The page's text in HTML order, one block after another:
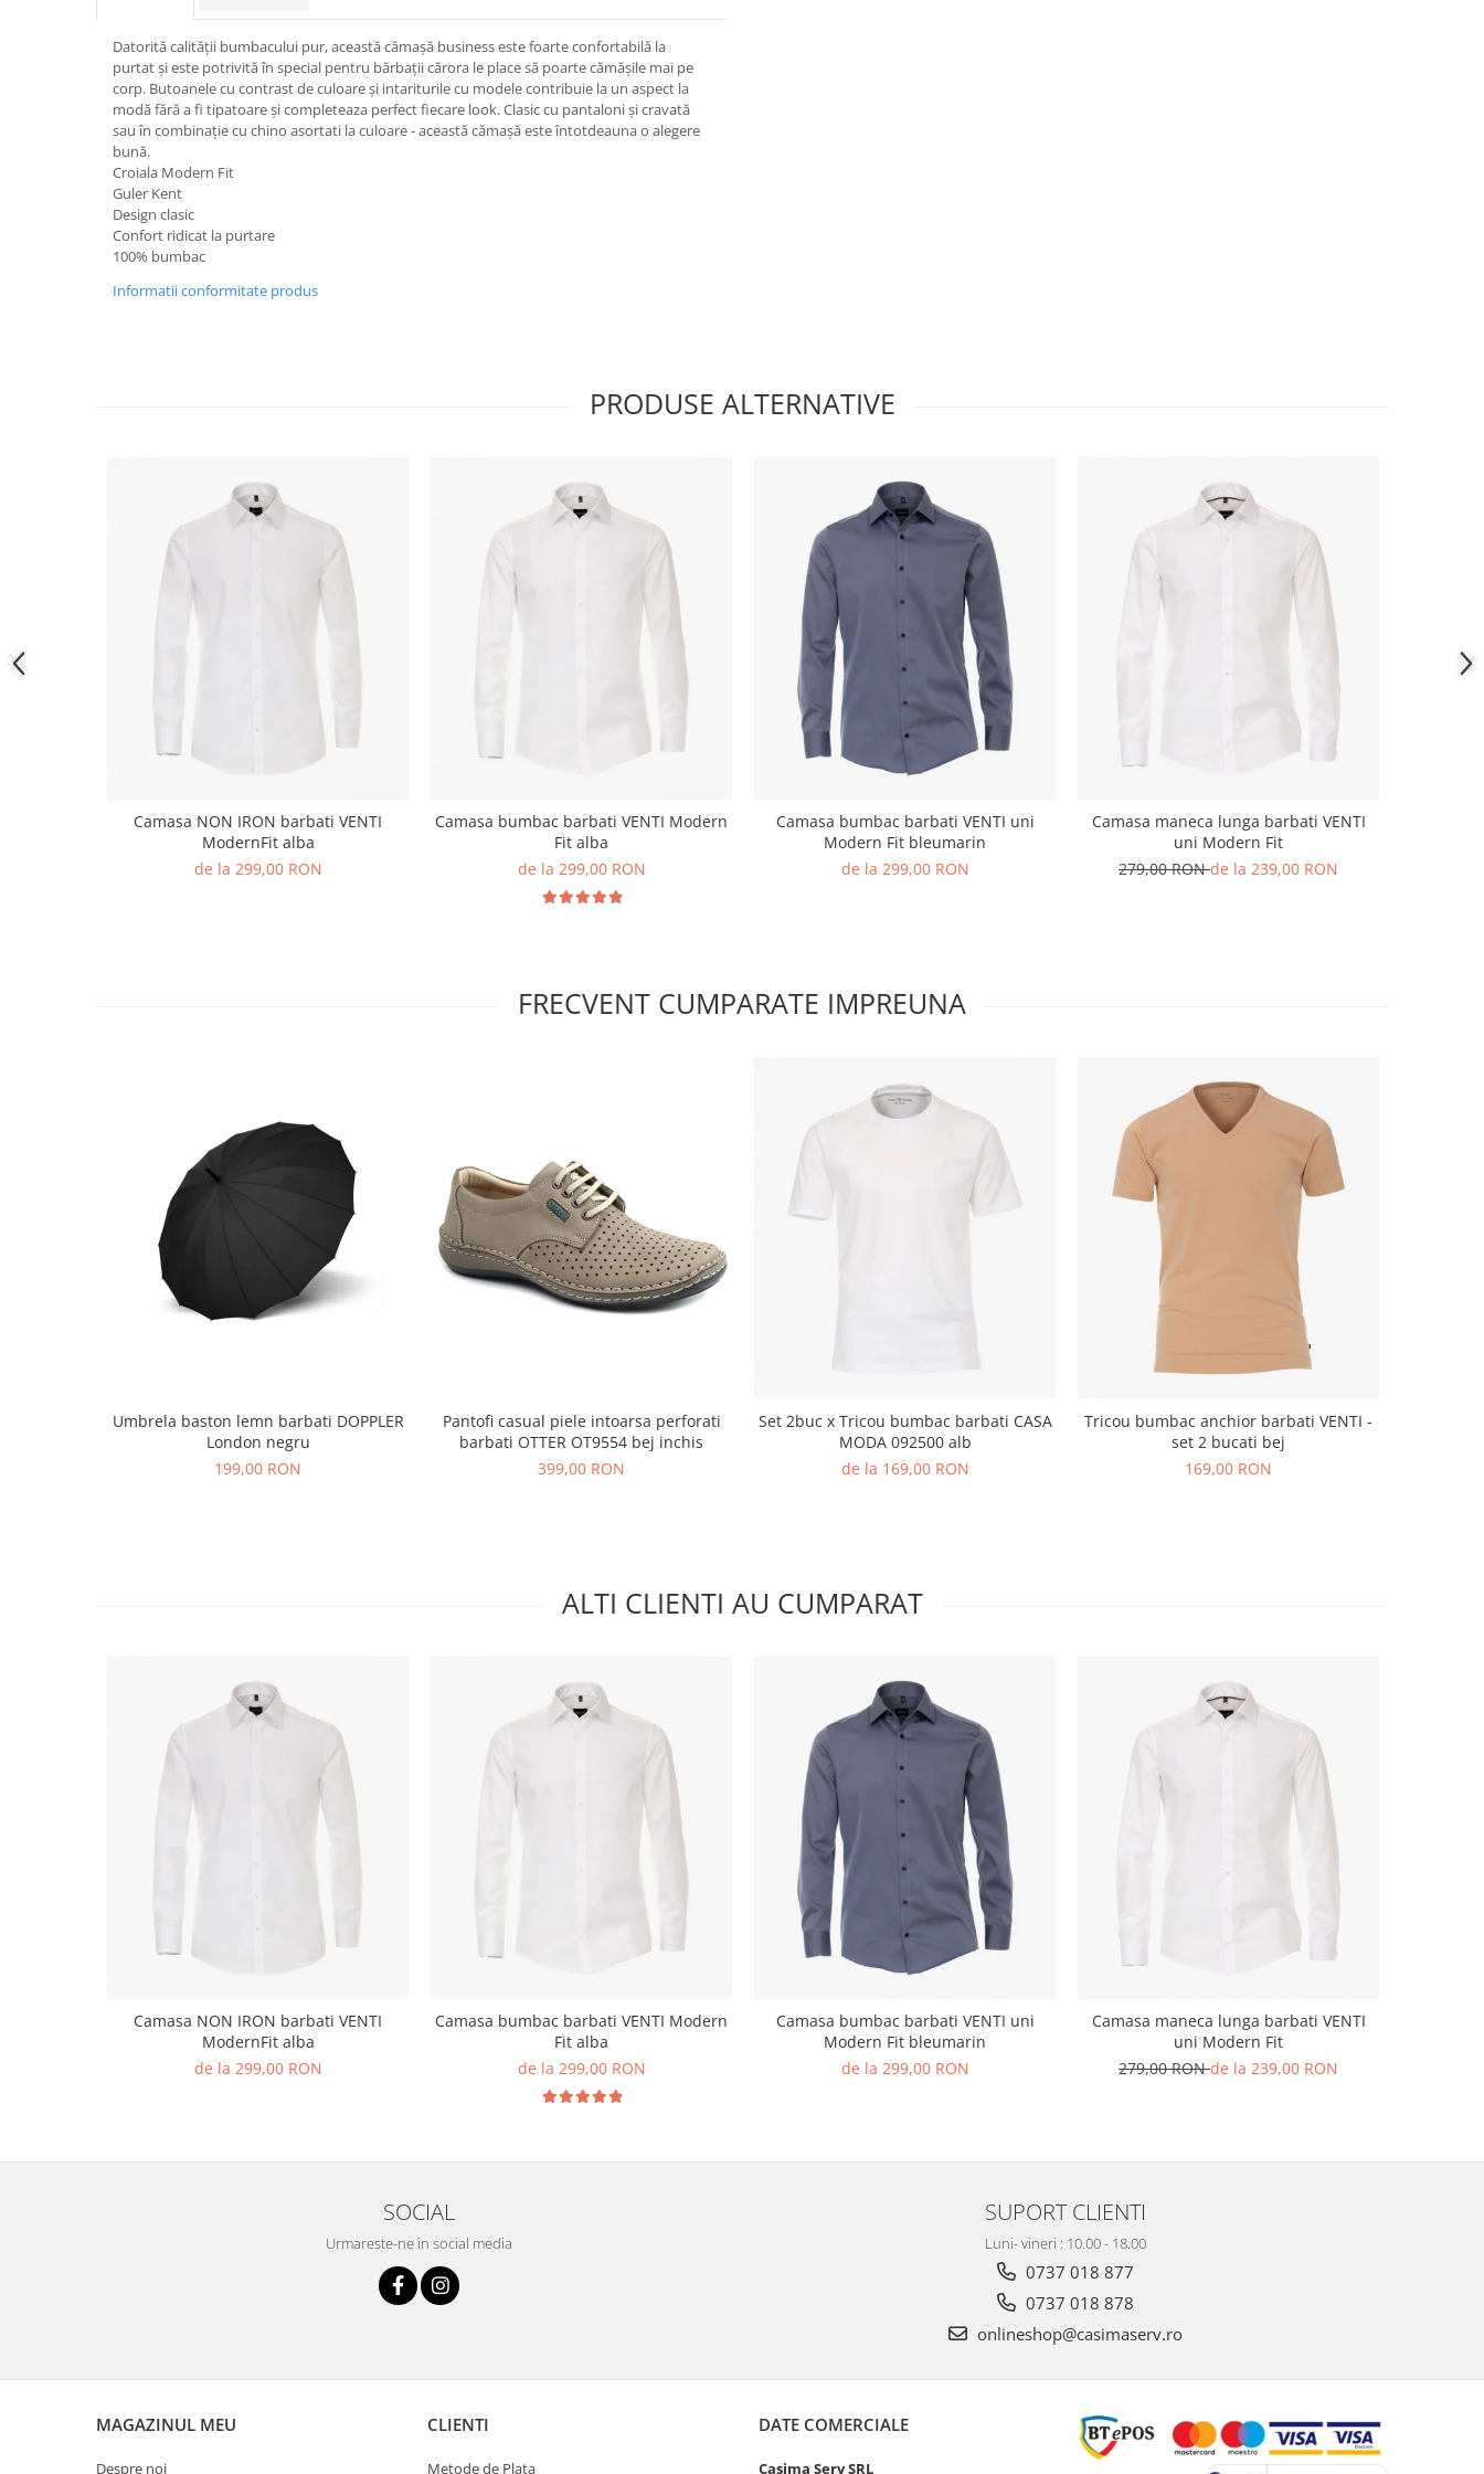
Datorită calității bumbacului pur, această cămașă business este foarte confortabilă la
purtat și este potrivită în special pentru bărbații cărora le place să poarte cămășile mai pe
corp. Butoanele cu contrast de culoare și intariturile cu modele contribuie la un aspect la
modă fără a fi tipatoare și completeaza perfect fiecare look. Clasic cu pantaloni și cravată
sau în combinație cu chino asortati la culoare - această cămașă este întotdeauna o alegere
bună.
Croiala Modern Fit
Guler Kent
Design clasic
Confort ridicat la purtare
100% bumbac
Informatii conformitate produs
PRODUSE ALTERNATIVE
Camasa NON IRON barbati VENTI
ModernFit alba
de la 299,00 RON
Camasa bumbac barbati VENTI Modern
Fit alba
de la 299,00 RON
Camasa bumbac barbati VENTI uni
Modern Fit bleumarin
de la 299,00 RON
Camasa maneca lunga barbati VENTI
uni Modern Fit
279,00 RONde la 239,00 RON
FRECVENT CUMPARATE IMPREUNA
Umbrela baston lemn barbati DOPPLER
London negru
199,00 RON
Pantofi casual piele intoarsa perforati
barbati OTTER OT9554 bej inchis
399,00 RON
Set 2buc x Tricou bumbac barbati CASA
MODA 092500 alb
de la 169,00 RON
Tricou bumbac anchior barbati VENTI -
set 2 bucati bej
169,00 RON
ALTI CLIENTI AU CUMPARAT
Camasa NON IRON barbati VENTI
ModernFit alba
de la 299,00 RON
Camasa bumbac barbati VENTI Modern
Fit alba
de la 299,00 RON
Camasa bumbac barbati VENTI uni
Modern Fit bleumarin
de la 299,00 RON
Camasa maneca lunga barbati VENTI
uni Modern Fit
279,00 RONde la 239,00 RON
SOCIAL
Urmareste-ne in social media
SUPORT CLIENTI
Luni- vineri : 10.00 - 18.00
0737 018 877
0737 018 878
onlineshop@casimaserv.ro
MAGAZINUL MEU
Despre noi
CLIENTI
Metode de Plata
DATE COMERCIALE
Casima Serv SRL